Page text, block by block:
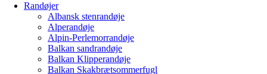
Randøjer
Albansk stenrandøje
Alperandøje
Alpin-Perlemorrandøje
Balkan sandrandøje
Balkan Klipperandøje
Balkan Skakbrætsommerfugl